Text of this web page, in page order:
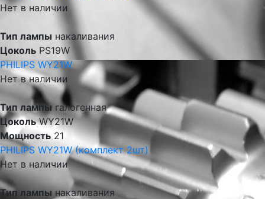
Нет в наличии
Тип лампы накаливания
Цоколь PS19W
PHILIPS WY21W
Нет в наличии
Тип лампы галогенная
ЦокольWY21W
Мощность 21
PHILIPS WY21W (комплект 2шт)
Нет в наличии
Тип лампынакаливания